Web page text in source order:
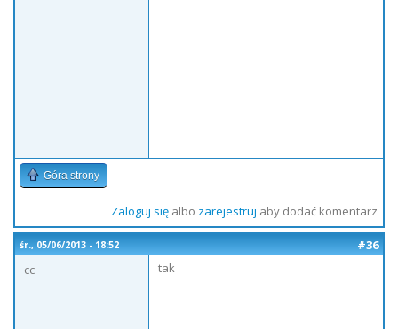
Góra strony
Zaloguj sięalbo zarejestruj aby dodać komentarz
śr., 05/06/2013 - 18:52
#36
cc
tak